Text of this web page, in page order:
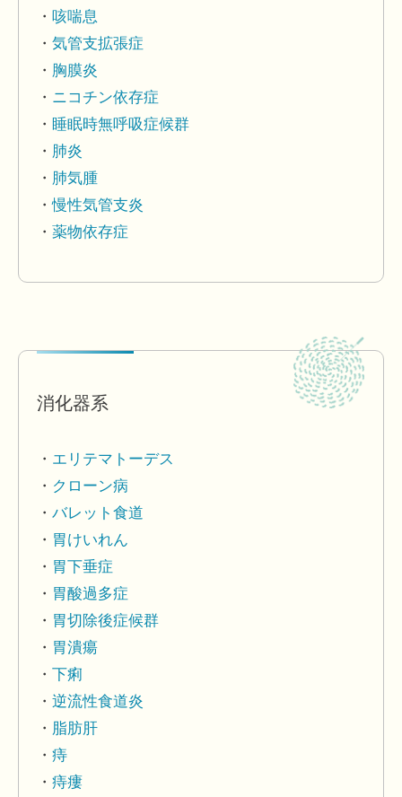
咳喘息
気管支拡張症
胸膜炎
ニコチン依存症
睡眠時無呼吸症候群
肺炎
肺気腫
慢性気管支炎
薬物依存症
消化器系
エリテマトーデス
クローン病
バレット食道
胃けいれん
胃下垂症
胃酸過多症
胃切除後症候群
胃潰瘍
下痢
逆流性食道炎
脂肪肝
痔
痔瘻